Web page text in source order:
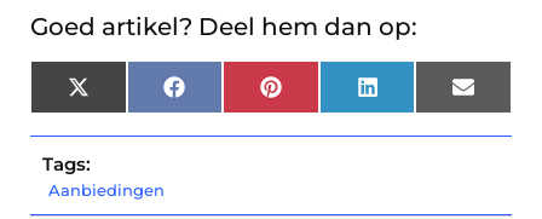
Goed artikel? Deel hem dan op:
X
(Twitter)
Facebook Pinterest LinkedIn Email
Tags:
Aanbiedingen